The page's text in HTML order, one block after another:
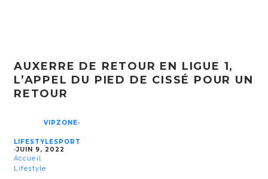
AUXERRE DE RETOUR EN LIGUE 1,
L’APPEL DU PIED DE CISSÉ POUR UN
RETOUR
VIPZONE·
LIFESTYLESPORT
·JUIN 9, 2022
Accueil
Lifestyle